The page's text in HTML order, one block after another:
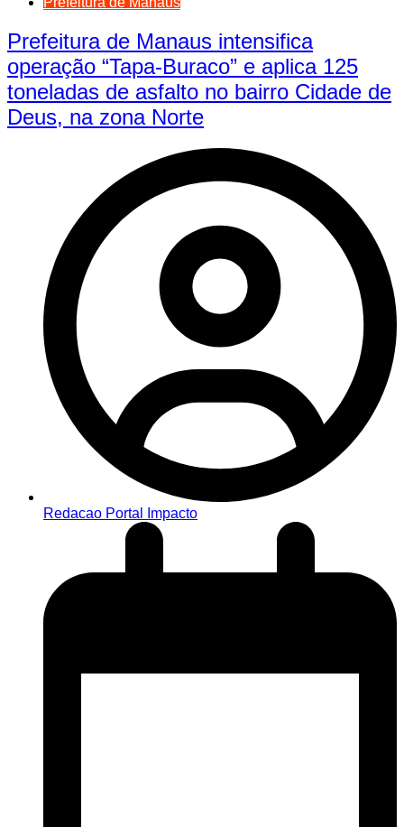
Prefeitura de Manaus intensifica
operação “Tapa-Buraco” e aplica 125
toneladas de asfalto no bairro Cidade de
Deus, na zona Norte
Redacao Portal Impacto